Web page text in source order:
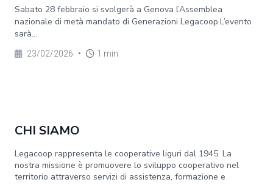
Sabato 28 febbraio si svolgerà a Genova l’Assemblea
nazionale di metà mandato di Generazioni Legacoop.L’evento
sarà...
23/02/2026 • 1 min
CHI SIAMO
Legacoop rappresenta le cooperative liguri dal 1945. La
nostra missione è promuovere lo sviluppo cooperativo nel
territorio attraverso servizi di assistenza, formazione e